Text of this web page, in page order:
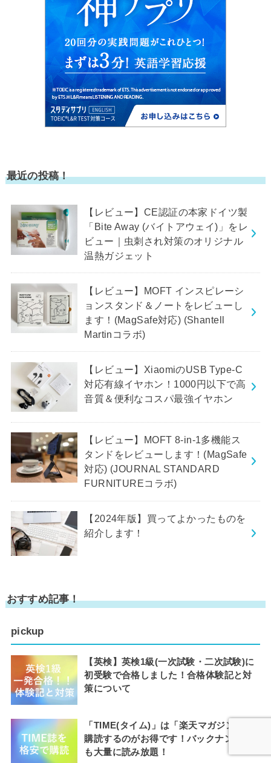
最近の投稿！
【レビュー】CE認証の本家ドイツ製
「Bite Away (バイトアウェイ)」をレ
ビュー｜虫刺され対策のオリジナル
温熱ガジェット
【レビュー】MOFT インスピレーシ
ョンスタンド＆ノートをレビューし
ます！(MagSafe対応) (Shantell
Martinコラボ)
【レビュー】XiaomiのUSB Type-C
対応有線イヤホン！1000円以下で高
音質＆便利なコスパ最強イヤホン
【レビュー】MOFT 8-in-1多機能ス
タンドをレビューします！(MagSafe
対応) (JOURNAL STANDARD
FURNITUREコラボ)
【2024年版】買ってよかったものを
紹介します！
おすすめ記事！
pickup
【英検】英検1級(一次試験・二次試験)に
初受験で合格しました！合格体験記と対
策について
「TIME(タイム)」は「楽天マガジン」で
購読するのがお得です！バックナンバー
も大量に読み放題！